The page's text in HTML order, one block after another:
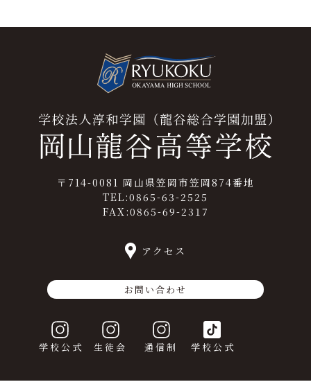
〒714-0081 岡山県笠岡市笠岡874番地
TEL:0865-63-2525
FAX:0865-69-2317
アクセス
お問い合わせ
学校公式 生徒会 通信制 学校公式